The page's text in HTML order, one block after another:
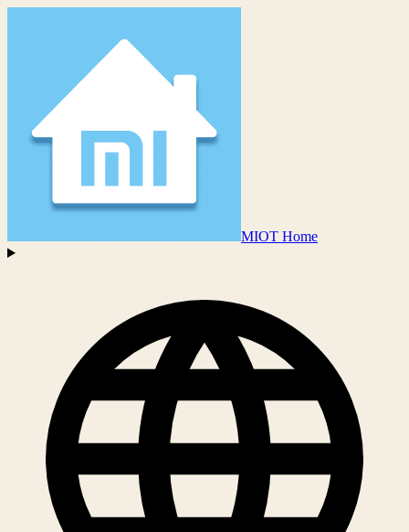
MIOT Home